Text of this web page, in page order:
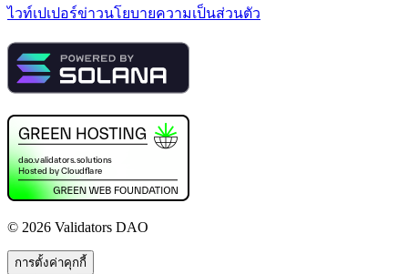
ไวท์เปเปอร์ข่าวนโยบายความเป็นส่วนตัว
© 2026 Validators DAO
การตั้งค่าคุกกี้